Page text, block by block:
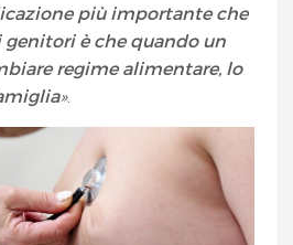
più importante che
è che quando un
regime alimentare, lo
».